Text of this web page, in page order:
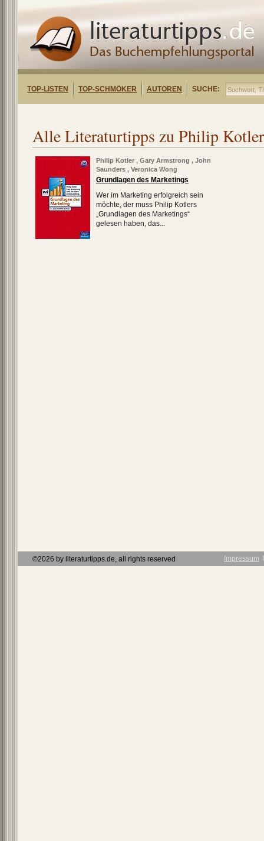
TOP-LISTEN TOP-SCHMÖKER AUTOREN SUCHE:
Alle Literaturtipps zu Philip Kotler
Philip Kotler , Gary Armstrong , John
Saunders , Veronica Wong
Grundlagen des Marketings
Wer im Marketing erfolgreich sein
möchte, der muss Philip Kotlers
„Grundlagen des Marketings“
gelesen haben, das...
©2026 by literaturtipps.de, all rights reserved Impressum